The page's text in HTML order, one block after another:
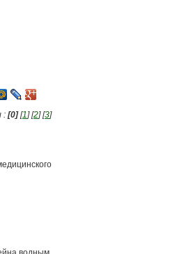
: [0][1] [2] [3]